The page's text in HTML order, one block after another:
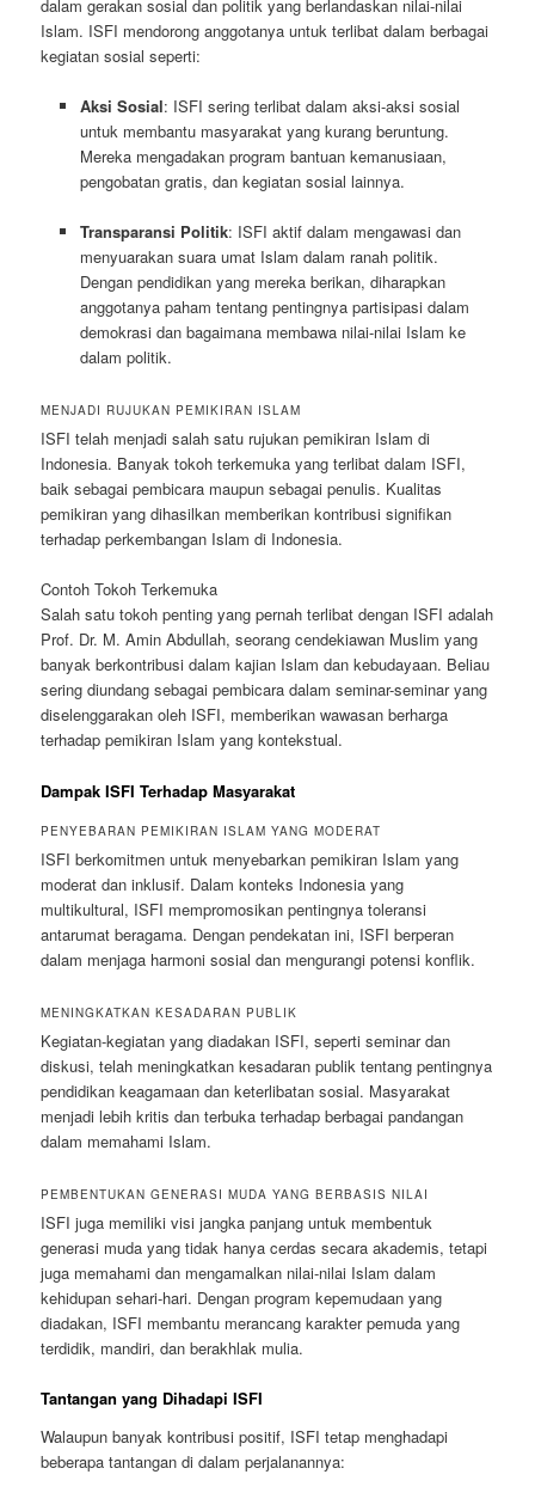
dalam gerakan sosial dan politik yang berlandaskan nilai-nilai
Islam. ISFI mendorong anggotanya untuk terlibat dalam berbagai
kegiatan sosial seperti:
Aksi Sosial: ISFI sering terlibat dalam aksi-aksi sosial
untuk membantu masyarakat yang kurang beruntung.
Mereka mengadakan program bantuan kemanusiaan,
pengobatan gratis, dan kegiatan sosial lainnya.
Transparansi Politik: ISFI aktif dalam mengawasi dan
menyuarakan suara umat Islam dalam ranah politik.
Dengan pendidikan yang mereka berikan, diharapkan
anggotanya paham tentang pentingnya partisipasi dalam
demokrasi dan bagaimana membawa nilai-nilai Islam ke
dalam politik.
MENJADI RUJUKAN PEMIKIRAN ISLAM
ISFI telah menjadi salah satu rujukan pemikiran Islam di
Indonesia. Banyak tokoh terkemuka yang terlibat dalam ISFI,
baik sebagai pembicara maupun sebagai penulis. Kualitas
pemikiran yang dihasilkan memberikan kontribusi signifikan
terhadap perkembangan Islam di Indonesia.
Contoh Tokoh Terkemuka
Salah satu tokoh penting yang pernah terlibat dengan ISFI adalah
Prof. Dr. M. Amin Abdullah, seorang cendekiawan Muslim yang
banyak berkontribusi dalam kajian Islam dan kebudayaan. Beliau
sering diundang sebagai pembicara dalam seminar-seminar yang
diselenggarakan oleh ISFI, memberikan wawasan berharga
terhadap pemikiran Islam yang kontekstual.
Dampak ISFI Terhadap Masyarakat
PENYEBARAN PEMIKIRAN ISLAM YANG MODERAT
ISFI berkomitmen untuk menyebarkan pemikiran Islam yang
moderat dan inklusif. Dalam konteks Indonesia yang
multikultural, ISFI mempromosikan pentingnya toleransi
antarumat beragama. Dengan pendekatan ini, ISFI berperan
dalam menjaga harmoni sosial dan mengurangi potensi konflik.
MENINGKATKAN KESADARAN PUBLIK
Kegiatan-kegiatan yang diadakan ISFI, seperti seminar dan
diskusi, telah meningkatkan kesadaran publik tentang pentingnya
pendidikan keagamaan dan keterlibatan sosial. Masyarakat
menjadi lebih kritis dan terbuka terhadap berbagai pandangan
dalam memahami Islam.
PEMBENTUKAN GENERASI MUDA YANG BERBASIS NILAI
ISFI juga memiliki visi jangka panjang untuk membentuk
generasi muda yang tidak hanya cerdas secara akademis, tetapi
juga memahami dan mengamalkan nilai-nilai Islam dalam
kehidupan sehari-hari. Dengan program kepemudaan yang
diadakan, ISFI membantu merancang karakter pemuda yang
terdidik, mandiri, dan berakhlak mulia.
Tantangan yang Dihadapi ISFI
Walaupun banyak kontribusi positif, ISFI tetap menghadapi
beberapa tantangan di dalam perjalanannya: